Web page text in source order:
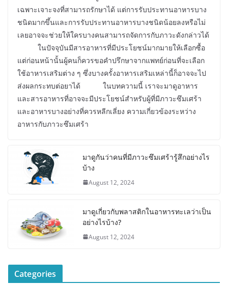
เฉพาะเจาะจงที่สามารถรักษาได้ แต่การรับประทานอาหารบาง
ชนิดมากขึ้นและการรับประทานอาหารบางชนิดน้อยลงหรือไม่
เลยอาจจะช่วยให้ใครบางคนสามารถจัดการกับภาวะดังกล่าวได้
ในปัจจุบันมีสารอาหารที่มีประโยชน์มากมายให้เลือกซื้อ
แต่ก่อนหน้านั้นผู้คนก็ควรขอคำปรึกษาจากแพทย์ก่อนที่จะเลือก
ใช้อาหารเสริมต่าง ๆ ซึ่งบางครั้งอาหารเสริมเหล่านี้ก็อาจจะไป
ส่งผลกระทบต่อยาได้ ในบทความนี้ เราจะมาดูอาหาร
และสารอาหารที่อาจจะมีประโยชน์สำหรับผู้ที่มีภาวะซึมเศร้า
และอาหารบางอย่างที่ควรหลีกเลี่ยง ความเกี่ยวข้องระหว่าง
อาหารกับภาวะซึมเศร้า
มาดูกันว่าคนที่มีภาวะซึมเศร้ารู้สึกอย่างไร
บ้าง
August 12, 2024
มาดูเกี่ยวกับพลาสติกในอาหารทะเลว่าเป็น
อย่างไรบ้าง?
August 12, 2024
Categories